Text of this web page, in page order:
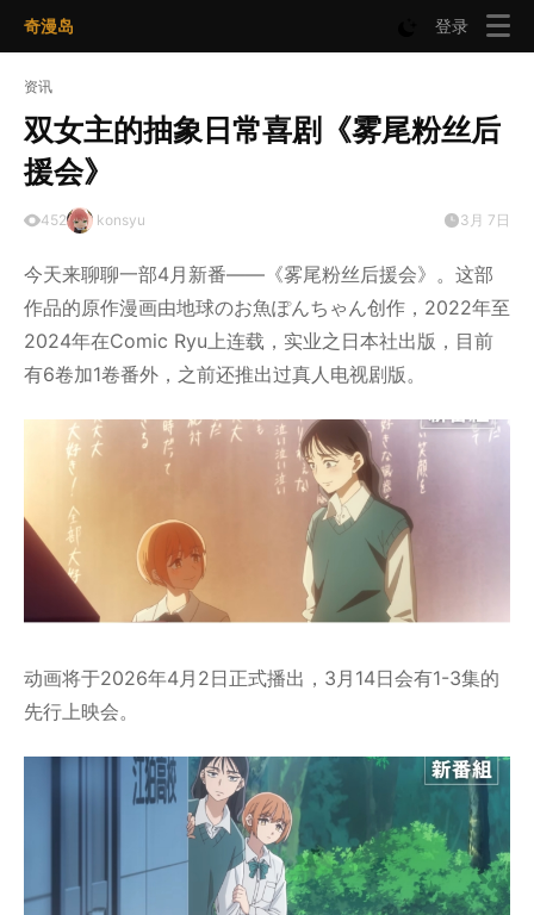
奇漫岛 登录
资讯
双女主的抽象日常喜剧《雾尾粉丝后
援会》
452 konsyu 3月 7日
今天来聊聊一部4月新番——《雾尾粉丝后援会》。这部
作品的原作漫画由地球のお魚ぽんちゃん创作，2022年至
2024年在Comic Ryu上连载，实业之日本社出版，目前
有6卷加1卷番外，之前还推出过真人电视剧版。
动画将于2026年4月2日正式播出，3月14日会有1-3集的
先行上映会。